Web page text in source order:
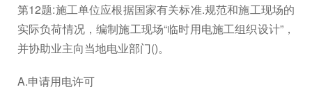
第12题:施工单位应根据国家有关标准.规范和施工现场的
实际负荷情况，编制施工现场“临时用电施工组织设计”，
并协助业主向当地电业部门()。
A.申请用电许可